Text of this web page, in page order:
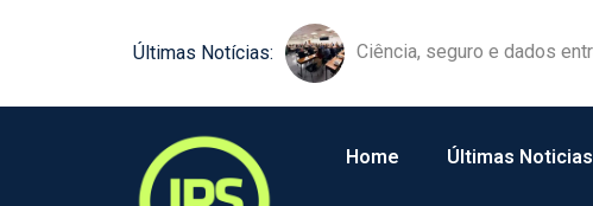
Últimas Notícias: Ciência, seguro e dados
Tokio Marine leva inovação
Home Últimas Noticias